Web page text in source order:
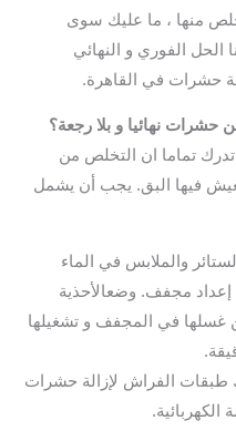
منها ، ما عليك سوى
الحل الفوري و النهائي
حشرات في القاهرة.
نهائيا و بلا رجعة؟
تماما ان التخلص من
فيها البق. يجب أن يشمل
والملابس في الماء
إعداد مجفف. وضعالأحذية
غسلها في المجفف و تشغيلها
الفراش لإزالة حشرات